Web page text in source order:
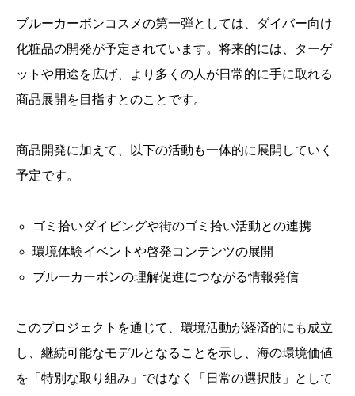
ブルーカーボンコスメの第一弾としては、ダイバー向け
化粧品の開発が予定されています。将来的には、ターゲ
ットや用途を広げ、より多くの人が日常的に手に取れる
商品展開を目指すとのことです。
商品開発に加えて、以下の活動も一体的に展開していく
予定です。
ゴミ拾いダイビングや街のゴミ拾い活動との連携
環境体験イベントや啓発コンテンツの展開
ブルーカーボンの理解促進につながる情報発信
このプロジェクトを通じて、環境活動が経済的にも成立
し、継続可能なモデルとなることを示し、海の環境価値
を「特別な取り組み」ではなく「日常の選択肢」として